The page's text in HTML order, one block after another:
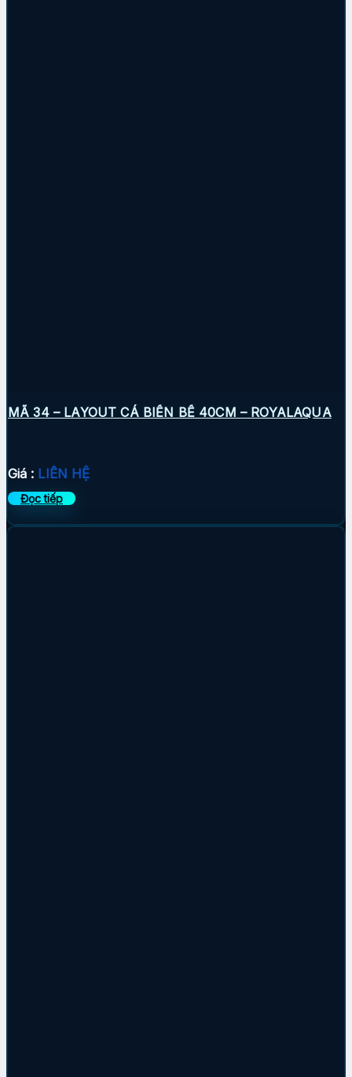
MÃ 34 – LAYOUT CÁ BIỂN BỂ 40CM – ROYALAQUA
Giá : LIÊN HỆ
Đọc tiếp